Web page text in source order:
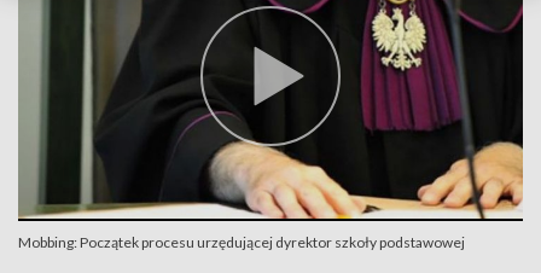
Mobbing: Początek procesu urzędującej dyrektor szkoły podstawowej